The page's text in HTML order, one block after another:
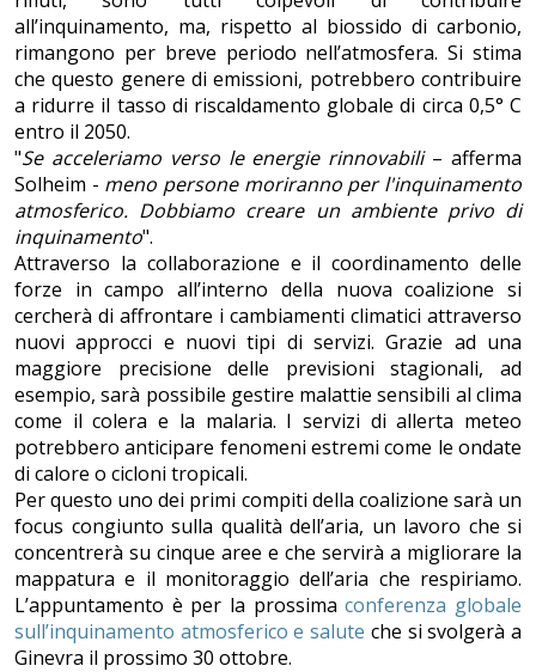
all’inquinamento, ma, rispetto al biossido di carbonio,
rimangono per breve periodo nell’atmosfera. Si stima
che questo genere di emissioni, potrebbero contribuire
a ridurre il tasso di riscaldamento globale di circa 0,5° C
entro il 2050.
"Se acceleriamo verso le energie rinnovabili– afferma
Solheim - meno persone moriranno per l'inquinamento
atmosferico. Dobbiamo creare un ambiente privo di
inquinamento".
Attraverso la collaborazione e il coordinamento delle
forze in campo all’interno della nuova coalizione si
cercherà di affrontare i cambiamenti climatici attraverso
nuovi approcci e nuovi tipi di servizi. Grazie ad una
maggiore precisione delle previsioni stagionali, ad
esempio, sarà possibile gestire malattie sensibili al clima
come il colera e la malaria. I servizi di allerta meteo
potrebbero anticipare fenomeni estremi come le ondate
di calore o cicloni tropicali.
Per questo uno dei primi compiti della coalizione sarà un
focus congiunto sulla qualità dell’aria, un lavoro che si
concentrerà su cinque aree e che servirà a migliorare la
mappatura e il monitoraggio dell’aria che respiriamo.
L’appuntamento è per la prossimaconferenza globale
sull’inquinamento atmosferico e salute che si svolgerà a
Ginevra il prossimo 30 ottobre.